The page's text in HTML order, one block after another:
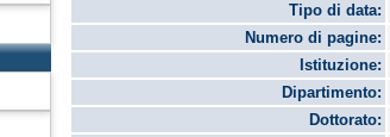
Tipo di data:
Numero di pagine:
Istituzione:
Dipartimento:
Dottorato: